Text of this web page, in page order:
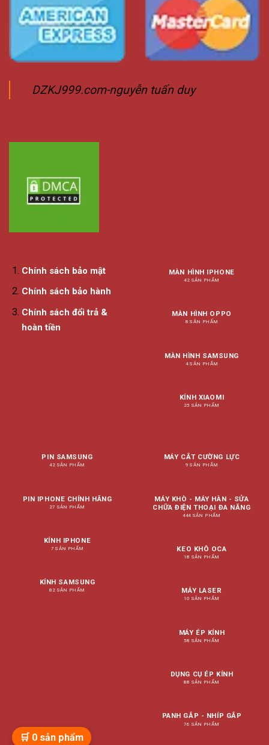
DZKJ999.com-nguyễn tuấn duy
Chính sách bảo mật
Chính sách bảo hành
Chính sách đổi trả &
hoàn tiền
MÀN HÌNH IPHONE
42 SẢN PHẨM
MÀN HÌNH OPPO
8 SẢN PHẨM
MÀN HÌNH SAMSUNG
4 SẢN PHẨM
KÍNH XIAOMI
25 SẢN PHẨM
PIN SAMSUNG
42 SẢN PHẨM
PIN IPHONE CHÍNH HÃNG
27 SẢN PHẨM
KÍNH IPHONE
7 SẢN PHẨM
KÍNH SAMSUNG
82 SẢN PHẨM
MÁY CẮT CƯỜNG LỰC
9 SẢN PHẨM
MÁY KHÒ - MÁY HÀN - SỬA
CHỮA ĐIỆN THOẠI ĐA NĂNG
444 SẢN PHẨM
KEO KHÔ OCA
18 SẢN PHẨM
MÁY LASER
10 SẢN PHẨM
MÁY ÉP KÍNH
58 SẢN PHẨM
DỤNG CỤ ÉP KÍNH
88 SẢN PHẨM
PANH GẮP - NHÍP GẮP
76 SẢN PHẨM
🛒 0 sản phẩm